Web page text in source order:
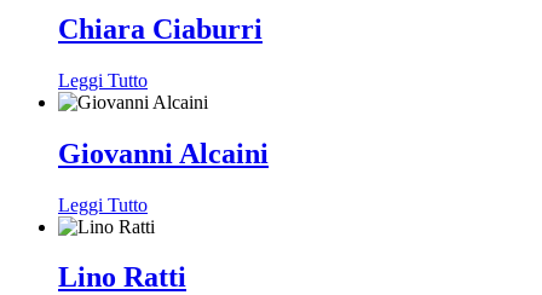
Chiara Ciaburri
Leggi Tutto
Giovanni Alcaini
Leggi Tutto
Lino Ratti